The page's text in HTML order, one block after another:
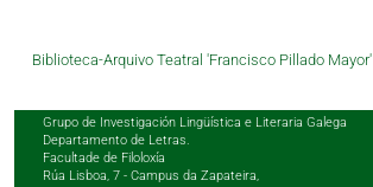
Biblioteca-Arquivo Teatral 'Francisco Pillado Mayor'
Grupo de Investigación Lingüística e Literaria Galega
Departamento de Letras.
Facultade de Filoloxía
Rúa Lisboa, 7 - Campus da Zapateira,